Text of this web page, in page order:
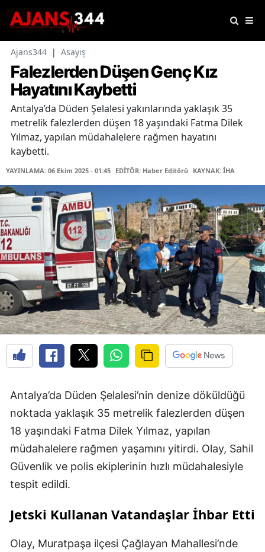
Ajans344 | Asayiş
Falezlerden Düşen Genç Kız
Hayatını Kaybetti
Antalya’da Düden Şelalesi yakınlarında yaklaşık 35
metrelik falezlerden düşen 18 yaşındaki Fatma Dilek
Yılmaz, yapılan müdahalelere rağmen hayatını
kaybetti.
YAYINLAMA: 06 Ekim 2025 - 01:45 EDİTÖR: Haber Editörü KAYNAK: İHA
Antalya’da Düden Şelalesi’nin denize döküldüğü
noktada yaklaşık 35 metrelik falezlerden düşen
18 yaşındaki Fatma Dilek Yılmaz, yapılan
müdahalelere rağmen yaşamını yitirdi. Olay, Sahil
Güvenlik ve polis ekiplerinin hızlı müdahalesiyle
tespit edildi.
Jetski Kullanan Vatandaşlar İhbar Etti
Olay, Muratpaşa ilçesi Çağlayan Mahallesi’nde